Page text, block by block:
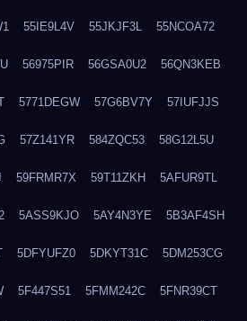
55IE9L4V 55JKJF3L 55NCOA72
56975PIR 56GSA0U2 56QN3KEB
5771DEGW 57G6BV7Y 57IUFJJS
57Z141YR 584ZQC53 58G12L5U
59FRMR7X 59T11ZKH 5AFUR9TL
5ASS9KJO 5AY4N3YE 5B3AF4SH
5DFYUFZ0 5DKYT31C 5DM253CG
5F447S51 5FMM242C 5FNR39CT